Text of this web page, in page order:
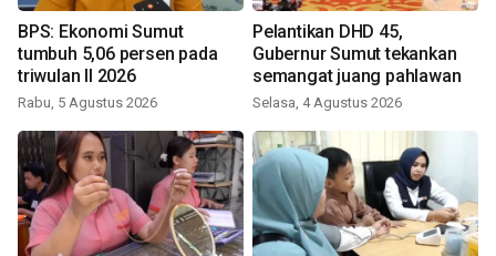
BPS: Ekonomi Sumut
tumbuh 5,06 persen pada
triwulan II 2026
Rabu, 5 Agustus 2026
Pelantikan DHD 45,
Gubernur Sumut tekankan
semangat juang pahlawan
Selasa, 4 Agustus 2026